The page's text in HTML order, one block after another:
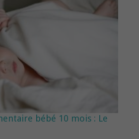
bébé 10 mois : Le